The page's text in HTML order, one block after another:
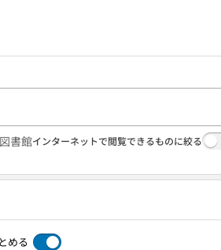
書館インターネットで閲覧できるものに絞る
める